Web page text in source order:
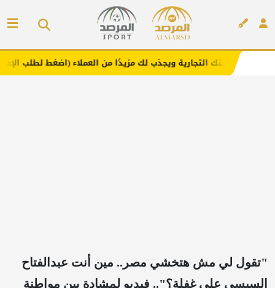
ويجذب لك مزيدًا من العملاء (اضغط لطلب الإعلان)
"تقول لي مش هتخشي مصر.. مين أنت عبدالفتاح
السيسي على غفلة؟".. فيديو لمشادة بين مواطنة